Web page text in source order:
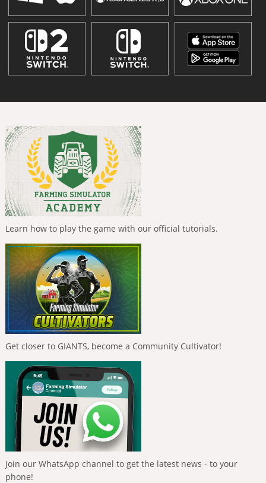
Learn how to play the game with our official tutorials.
Get closer to GIANTS, become a Community Cultivator!
Join our WhatsApp channel to get the latest news - to your
phone!